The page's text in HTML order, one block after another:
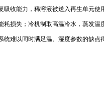
收能力，稀溶液被送入再生单元使
损失；冷机制取高温冷水，蒸发
难以同时满足温、湿度参数的缺点